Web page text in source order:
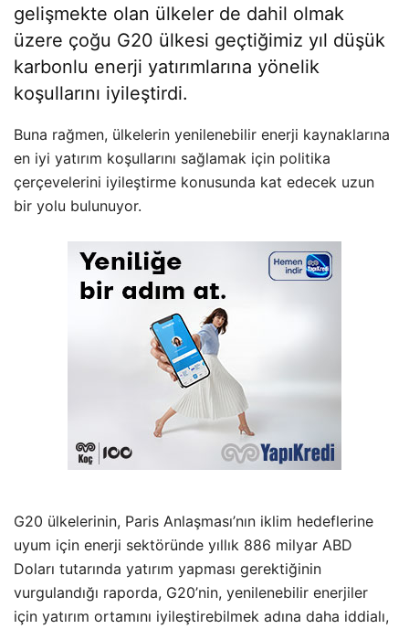
gelişmekte olan ülkeler de dahil olmak
üzere çoğu G20 ülkesi geçtiğimiz yıl düşük
karbonlu enerji yatırımlarına yönelik
koşullarını iyileştirdi.
Buna rağmen, ülkelerin yenilenebilir enerji kaynaklarına
en iyi yatırım koşullarını sağlamak için politika
çerçevelerini iyileştirme konusunda kat edecek uzun
bir yolu bulunuyor.
G20 ülkelerinin, Paris Anlaşması’nın iklim hedeflerine
uyum için enerji sektöründe yıllık 886 milyar ABD
Doları tutarında yatırım yapması gerektiğinin
vurgulandığı raporda, G20’nin, yenilenebilir enerjiler
için yatırım ortamını iyileştirebilmek adına daha iddialı,